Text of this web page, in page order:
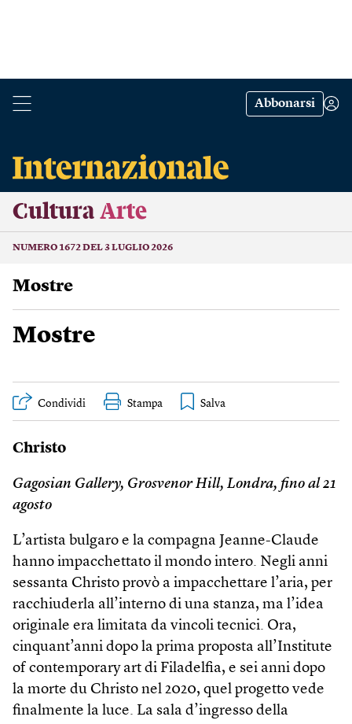
Abbonarsi
Cultura Arte
NUMERO 1672 DEL 3 LUGLIO 2026
Mostre
Mostre
Condividi Stampa
Christo
Gagosian Gallery, Grosvenor Hill, Londra, fino al 21
agosto
L’artista bulgaro e la compagna Jeanne-Claude
hanno impacchettato il mondo intero. Negli anni
sessanta Christo provò a impacchettare l’aria, per
racchiuderla all’interno di una stanza, ma l’idea
originale era limitata da vincoli tecnici. Ora,
cinquant’anni dopo la prima proposta all’Institute
of contemporary art di Filadelfia, e sei anni dopo
la morte du Christo nel 2020, quel progetto vede
finalmente la luce. La sala d’ingresso della